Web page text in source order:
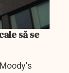
să se